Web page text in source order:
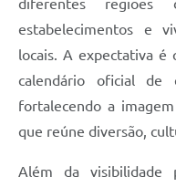
estabelecimentos e
locais. A expectativa
calendário oficial de
fortalecendo a
que reúne diversão,
Além da visibilidade